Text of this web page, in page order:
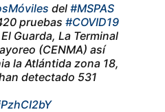
del #MSPAS
pruebas #COVID19
Guarda, La Terminal
(CENMA) así
la Atlántida zona 18,
detectado 531